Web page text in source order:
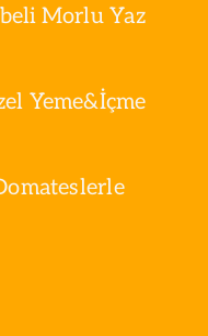
Morlu Yaz
Yeme&İçme